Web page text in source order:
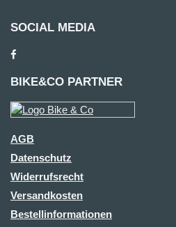
SOCIAL MEDIA
BIKE&CO PARTNER
AGB
Datenschutz
Widerrufsrecht
Versandkosten
Bestellinformationen